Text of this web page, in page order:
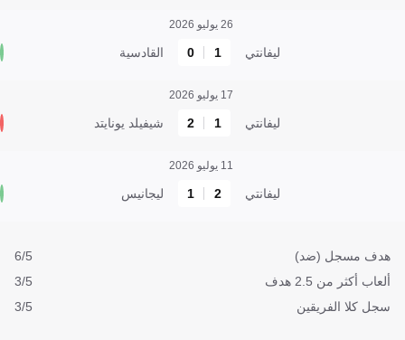
26 يوليو 2026
ليفانتي 1
0 القادسية
17 يوليو 2026
ليفانتي 1
2 شيفيلد يونايتد
11 يوليو 2026
ليفانتي 2
1 ليجانيس
هدف مسجل (ضد)
6/5
ألعاب أكثر من 2.5 هدف
3/5
سجل كلا الفريقين
3/5